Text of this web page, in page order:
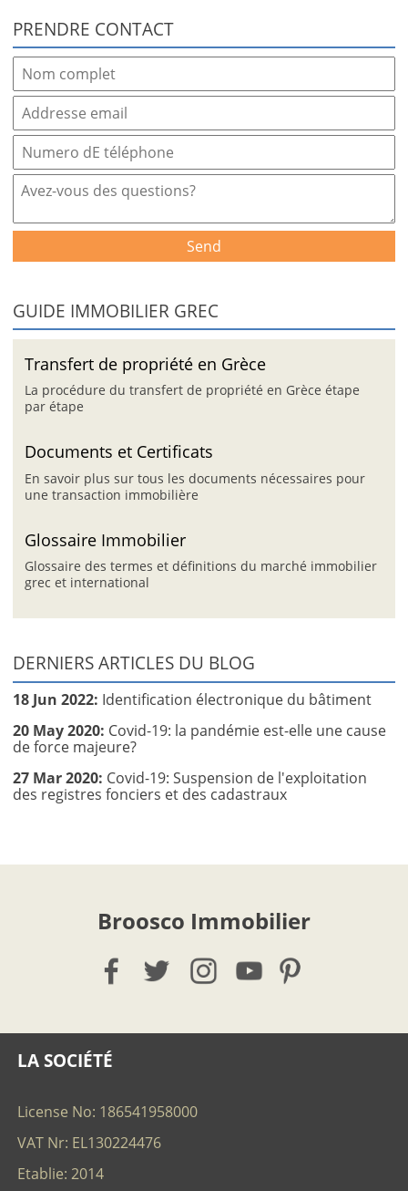
PRENDRE CONTACT
Send
GUIDE IMMOBILIER GREC
Transfert de propriété en Grèce
La procédure du transfert de propriété en Grèce étape
par étape
Documents et Certificats
En savoir plus sur tous les documents nécessaires pour
une transaction immobilière
Glossaire Immobilier
Glossaire des termes et définitions du marché immobilier
grec et international
DERNIERS ARTICLES DU BLOG
18 Jun 2022: Identification électronique du bâtiment
20 May 2020: Covid-19: la pandémie est-elle une cause
de force majeure?
27 Mar 2020: Covid-19: Suspension de l'exploitation
des registres fonciers et des cadastraux
Broosco Immobilier
LA SOCIÉTÉ
License No: 186541958000
VAT Nr: EL130224476
Etablie: 2014